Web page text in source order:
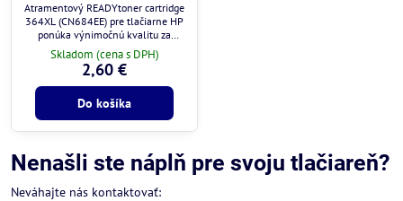
Atramentový READYtoner cartridge
364XL (CN684EE) pre tlačiarne HP
ponúka výnimočnú kvalitu za
zlomok ceny.
Skladom (cena s DPH)
2,60 €
Do košíka
Nenašli ste náplň pre svoju tlačiareň?
Neváhajte nás kontaktovať: